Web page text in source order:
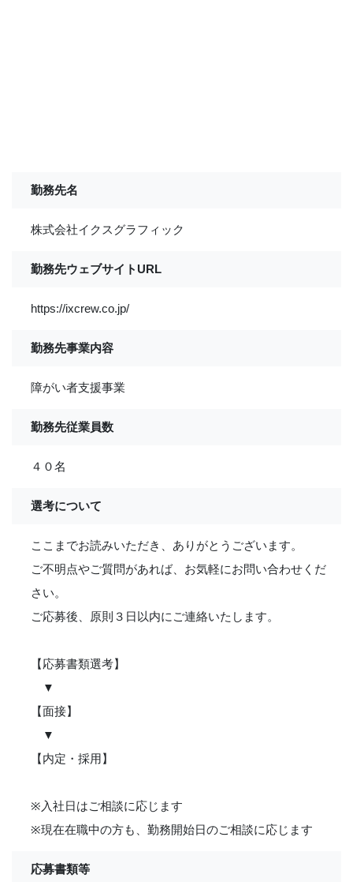
勤務先名
株式会社イクスグラフィック
勤務先ウェブサイトURL
https://ixcrew.co.jp/
勤務先事業内容
障がい者支援事業
勤務先従業員数
４０名
選考について
ここまでお読みいただき、ありがとうございます。
ご不明点やご質問があれば、お気軽にお問い合わせくだ
さい。
ご応募後、原則３日以内にご連絡いたします。
【応募書類選考】
▼
【面接】
▼
【内定・採用】
※入社日はご相談に応じます
※現在在職中の方も、勤務開始日のご相談に応じます
応募書類等